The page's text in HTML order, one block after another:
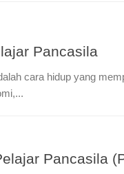
Pancasila
cara hidup yang
Pancasila